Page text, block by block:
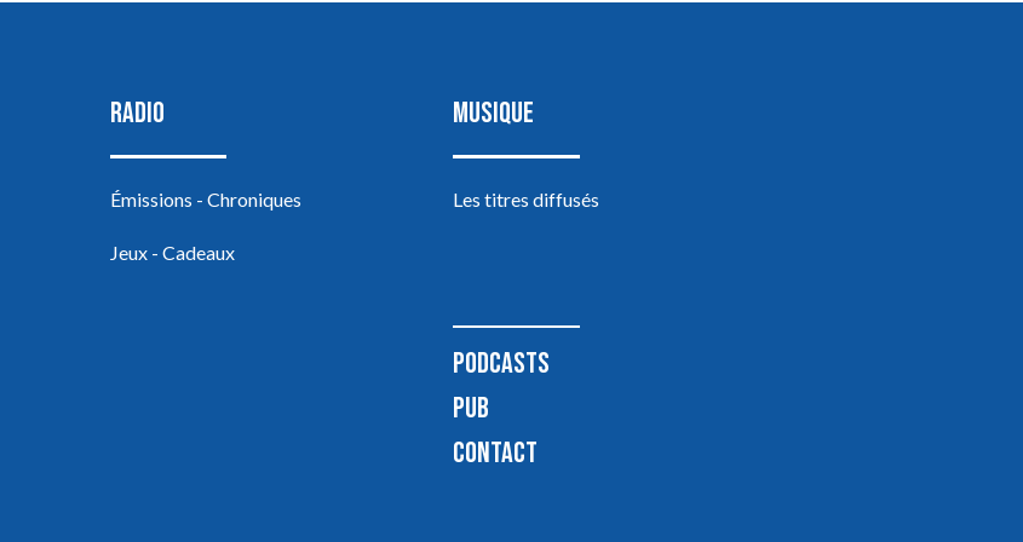
RADIO
Émissions - Chroniques
Jeux - Cadeaux
MUSIQUE
Les titres diffusés
PODCASTS
PUB
CONTACT